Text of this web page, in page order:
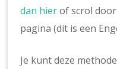
dan hierof scrol
pagina (dit is een
Je kunt deze